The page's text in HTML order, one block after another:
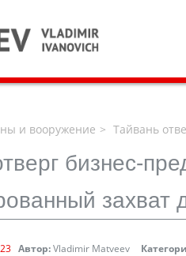
и вооружение Тайвань
бизнес-
захват
Автор:Vladimir Matveev